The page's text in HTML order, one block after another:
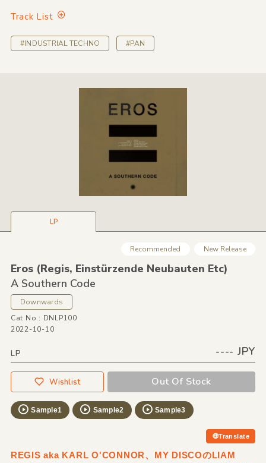
Track List
#INDUSTRIAL TECHNO #PAN
LP
Recommended New Release
Eros (Regis, Einstürzende Neubauten Etc)
A Southern Code
Downwards
Cat No.: DNLP100
2022-10-10
LP ---- JPY
Wishlist Out Of Stock
Sample1 Sample2 Sample3
Translate
REGIS aka KARL O'CONNOR、MY DISCOのLIAM